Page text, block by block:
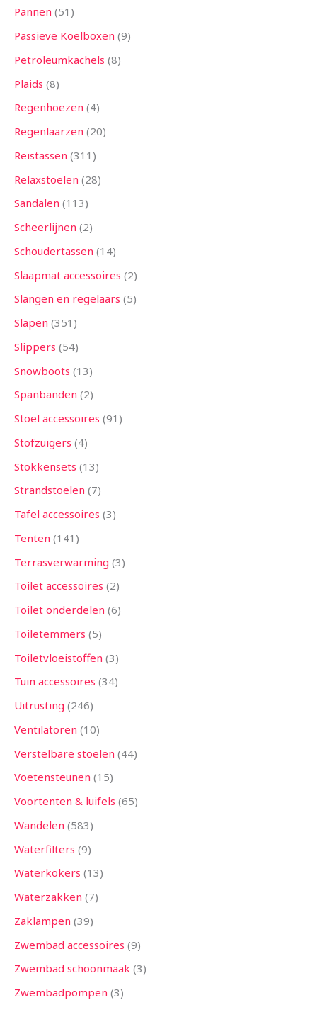
Pannen 51
Passieve Koelboxen 9
Petroleumkachels 8
Plaids 8
Regenhoezen 4
Regenlaarzen 20
Reistassen 311
Relaxstoelen 28
Sandalen 113
Scheerlijnen 2
Schoudertassen 14
Slaapmat accessoires 2
Slangen en regelaars 5
Slapen 351
Slippers 54
Snowboots 13
Spanbanden 2
Stoel accessoires 91
Stofzuigers 4
Stokkensets 13
Strandstoelen 7
Tafel accessoires 3
Tenten 141
Terrasverwarming 3
Toilet accessoires 2
Toilet onderdelen 6
Toiletemmers 5
Toiletvloeistoffen 3
Tuin accessoires 34
Uitrusting 246
Ventilatoren 10
Verstelbare stoelen 44
Voetensteunen 15
Voortenten & luifels 65
Wandelen 583
Waterfilters 9
Waterkokers 13
Waterzakken 7
Zaklampen 39
Zwembad accessoires 9
Zwembad schoonmaak 3
Zwembadpompen 3